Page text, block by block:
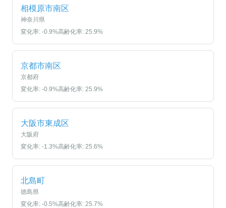
相模原市南区
神奈川県
変化率: -0.9%高齢化率: 25.9%
京都市南区
京都府
変化率: -0.9%高齢化率: 25.9%
大阪市東成区
大阪府
変化率: -1.3%高齢化率: 25.6%
北島町
徳島県
変化率: -0.5%高齢化率: 25.7%